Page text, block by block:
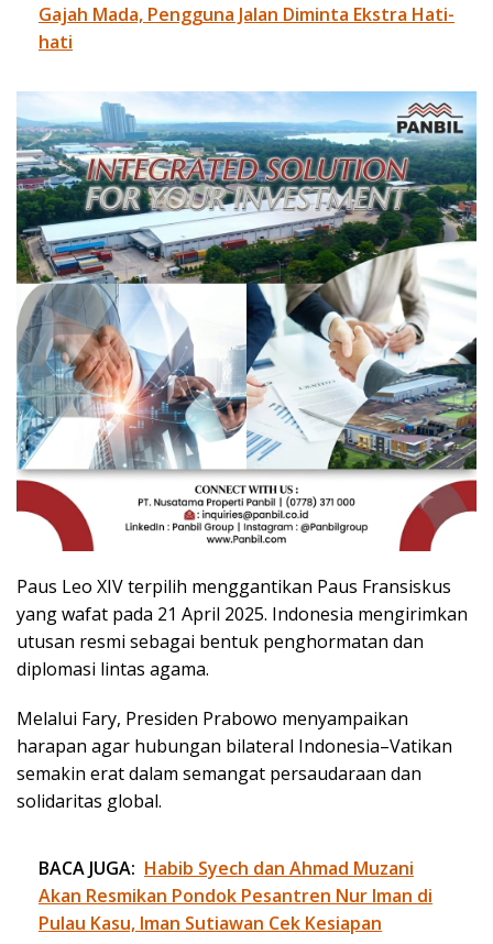
Gajah Mada, Pengguna Jalan Diminta Ekstra Hati-
hati
Paus Leo XIV terpilih menggantikan Paus Fransiskus
yang wafat pada 21 April 2025. Indonesia mengirimkan
utusan resmi sebagai bentuk penghormatan dan
diplomasi lintas agama.
Melalui Fary, Presiden Prabowo menyampaikan
harapan agar hubungan bilateral Indonesia–Vatikan
semakin erat dalam semangat persaudaraan dan
solidaritas global.
BACA JUGA: Habib Syech dan Ahmad Muzani
Akan Resmikan Pondok Pesantren Nur Iman di
Pulau Kasu, Iman Sutiawan Cek Kesiapan